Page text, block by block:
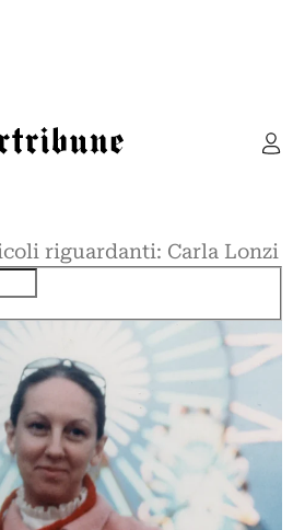
riguardanti: Carla Lonzi